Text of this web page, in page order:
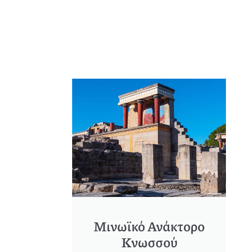
Μινωϊκό Ανάκτορο
Κνωσσού